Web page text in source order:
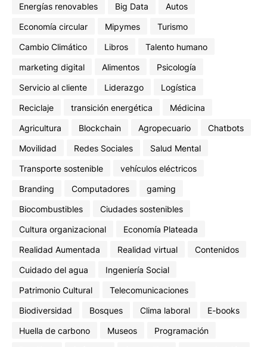
Energías renovables
Big Data
Autos
Economía circular
Mipymes
Turismo
Cambio Climático
Libros
Talento humano
marketing digital
Alimentos
Psicología
Servicio al cliente
Liderazgo
Logística
Reciclaje
transición energética
Médicina
Agricultura
Blockchain Agropecuario
Chatbots
Movilidad
Redes Sociales
Salud Mental
Transporte sostenible
vehículos eléctricos
Branding
Computadores
gaming
Biocombustibles
Ciudades sostenibles
Cultura organizacional
Economía Plateada
Realidad Aumentada
Realidad virtual
Contenidos
Cuidado del agua
Ingeniería Social
Patrimonio Cultural
Telecomunicaciones
Biodiversidad
Bosques Clima laboral
E-books
Huella de carbono
Museos
Programación